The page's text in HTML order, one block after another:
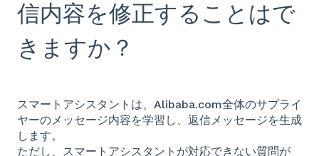
信内容を修正することはで
きますか？
スマートアシスタントは、Alibaba.com全体のサプライ
ヤーのメッセージ内容を学習し、返信メッセージを生成
します。
ただし、スマートアシスタントが対応できない質問が